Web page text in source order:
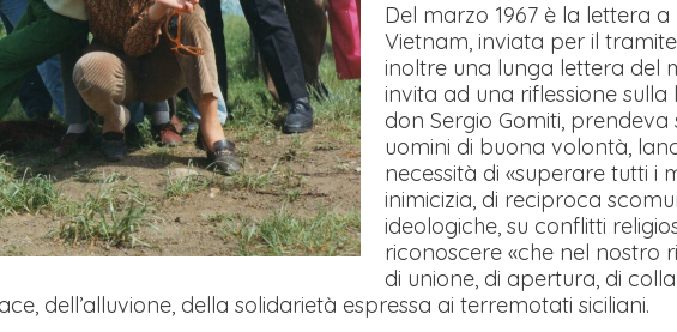
Del marzo 1967 è la lettera
Vietnam, inviata per il
inoltre una lunga lettera del
invita ad una riflessione
don Sergio Gomiti, prendeva
uomini di buona volontà,
necessità di «superare tutti i
inimicizia, di reciproca
ideologiche, su conflitti
riconoscere «che nel nostro
di unione, di apertura, di
dell’alluvione, della solidarietà espressa ai terremotati siciliani.